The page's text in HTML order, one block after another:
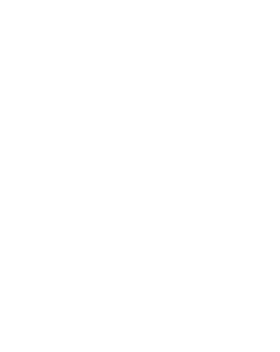
TURKA’nın Dev
Alınır mı? Uzak